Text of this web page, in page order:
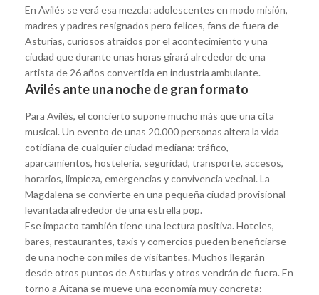
En Avilés se verá esa mezcla: adolescentes en modo misión,
madres y padres resignados pero felices, fans de fuera de
Asturias, curiosos atraídos por el acontecimiento y una
ciudad que durante unas horas girará alrededor de una
artista de 26 años convertida en industria ambulante.
Avilés ante una noche de gran formato
Para Avilés, el concierto supone mucho más que una cita
musical. Un evento de unas 20.000 personas altera la vida
cotidiana de cualquier ciudad mediana: tráfico,
aparcamientos, hostelería, seguridad, transporte, accesos,
horarios, limpieza, emergencias y convivencia vecinal. La
Magdalena se convierte en una pequeña ciudad provisional
levantada alrededor de una estrella pop.
Ese impacto también tiene una lectura positiva. Hoteles,
bares, restaurantes, taxis y comercios pueden beneficiarse
de una noche con miles de visitantes. Muchos llegarán
desde otros puntos de Asturias y otros vendrán de fuera. En
torno a Aitana se mueve una economía muy concreta: